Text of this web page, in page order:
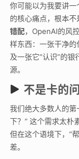
你可能以为我要讲
的核心痛点，根本
错配，OpenAI的风
样东西：一张干净
及一张它“认识”的
源。
不是卡的
我们绝大多数人的
下？” 这个需求太朴
但在这个语境下，“
差。